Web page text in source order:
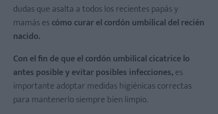
dudas que asalta a todos los recientes papás y
mamás es cómo curar el cordón umbilical del recién
nacido.
Con el fin de que el cordón umbilical cicatrice lo
antes posible y evitar posibles infecciones,es
importante adoptar medidas higiénicas correctas
para mantenerlo siempre bien limpio.